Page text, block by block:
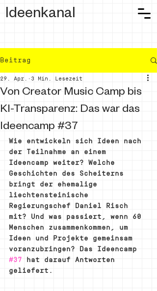
Ideenkanal
Beitrag
Von Creator Music Camp bis
KI-Transparenz: Das war das
Ideencamp #37
29. Apr. 3 Min. Lesezeit
Wie entwickeln sich Ideen nach
der Teilnahme an einem
Ideencamp weiter? Welche
Geschichten des Scheiterns
bringt der ehemalige
liechtensteinische
Regierungschef Daniel Risch
mit? Und was passiert, wenn 60
Menschen zusammenkommen, um
Ideen und Projekte gemeinsam
voranzubringen? Das Ideencamp
#37 hat darauf Antworten
geliefert.